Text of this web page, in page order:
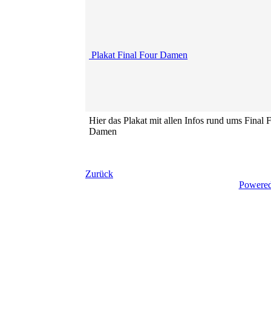
Plakat Final Four Damen
Hier das Plakat mit allen Infos rund ums Final
Damen
Zurück